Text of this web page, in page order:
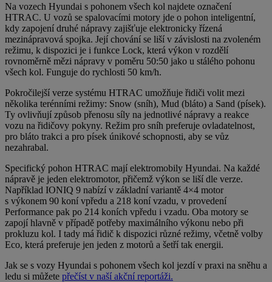
Na vozech Hyundai s pohonem všech kol najdete označení
HTRAC. U vozů se spalovacími motory jde o pohon inteligentní,
kdy zapojení druhé nápravy zajišťuje elektronicky řízená
mezinápravová spojka. Její chování se liší v závislosti na zvoleném
režimu, k dispozici je i funkce Lock, která výkon v rozdělí
rovnoměrně mězi nápravy v poměru 50:50 jako u stálého pohonu
všech kol. Funguje do rychlosti 50 km/h.
Pokročilejší verze systému HTRAC umožňuje řidiči volit mezi
několika terénními režimy: Snow (sníh), Mud (bláto) a Sand (písek).
Ty ovlivňují způsob přenosu síly na jednotlivé nápravy a reakce
vozu na řidičovy pokyny. Režim pro sníh preferuje ovladatelnost,
pro bláto trakci a pro písek únikové schopnosti, aby se vůz
nezahrabal.
Specifický pohon HTRAC mají elektromobily Hyundai. Na každé
nápravě je jeden elektromotor, přičemž výkon se liší dle verze.
Například IONIQ 9 nabízí v základní variantě 4×4 motor
s výkonem 90 koní vpředu a 218 koní vzadu, v provedení
Performance pak po 214 koních vpředu i vzadu. Oba motory se
zapojí hlavně v případě potřeby maximálního výkonu nebo při
prokluzu kol. I tady má řidič k dispozici různé režimy, včetně volby
Eco, která preferuje jen jeden z motorů a šetří tak energii.
Jak se s vozy Hyundai s pohonem všech kol jezdí v praxi na sněhu a
ledu si můžete přečíst v naší akční reportáži.